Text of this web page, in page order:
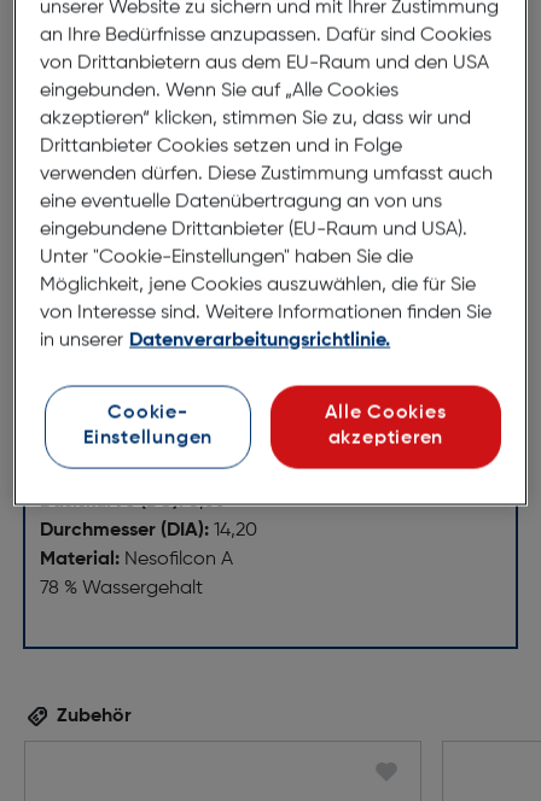
überzeugt durch herausragende
Trageeigenschaften und einem einmaligen Preis-
Leistungs-Verhältnis.
Gleicher Wassergehalt (78%) wie die Hornhaut für
ein angenehmes Tragegefühl während des
gesamten Tages
Minimieren die Austrocknung der Kontaktlinse
nach dem Vorbild der Tränenflüssigkeit für eine
andauernd hohe Feuchtigkeit während der
gesamten Tragezeit
Liefern den notwendigen Sauerstoff für das
Klares, scharfes Sehen den ganzen Tag bis in die
Nacht
Blockiert einen Großteil schädlicher UV-Strahlen
Basiskurve (BC):8,60
Durchmesser (DIA):14,20
Material:Nesofilcon A
78 % Wassergehalt
Zubehör
unserer Website zu sichern und mit Ihrer Zustimmung
an Ihre Bedürfnisse anzupassen. Dafür sind Cookies
von Drittanbietern aus dem EU-Raum und den USA
eingebunden. Wenn Sie auf „Alle Cookies
akzeptieren“ klicken, stimmen Sie zu, dass wir und
Drittanbieter Cookies setzen und in Folge
verwenden dürfen. Diese Zustimmung umfasst auch
eine eventuelle Datenübertragung an von uns
eingebundene Drittanbieter (EU-Raum und USA).
Unter "Cookie-Einstellungen" haben Sie die
Möglichkeit, jene Cookies auszuwählen, die für Sie
von Interesse sind. Weitere Informationen finden Sie
in unserer Datenverarbeitungsrichtlinie.
Cookie-
Einstellungen
Alle Cookies
akzeptieren